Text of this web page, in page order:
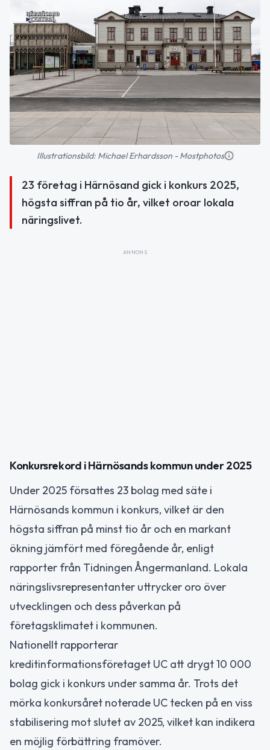
Illustrationsbild: Michael Erhardsson - Mostphotos
23 företag i Härnösand gick i konkurs 2025,
högsta siffran på tio år, vilket oroar lokala
näringslivet.
ANNONS
Konkursrekord i Härnösands kommun under 2025
Under 2025 försattes 23 bolag med säte i
Härnösands kommun i konkurs, vilket är den
högsta siffran på minst tio år och en markant
ökning jämfört med föregående år, enligt
rapporter från Tidningen Ångermanland. Lokala
näringslivsrepresentanter uttrycker oro över
utvecklingen och dess påverkan på
företagsklimatet i kommunen.
Nationellt rapporterar
kreditinformationsföretaget UC att drygt 10 000
bolag gick i konkurs under samma år. Trots det
mörka konkursåret noterade UC tecken på en viss
stabilisering mot slutet av 2025, vilket kan indikera
en möjlig förbättring framöver.